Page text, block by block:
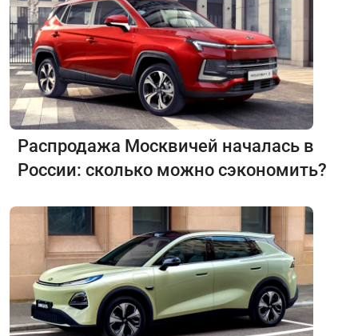
Распродажа Москвичей началась в
России: сколько можно сэкономить?